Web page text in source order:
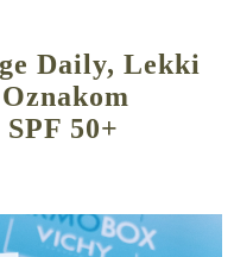
Daily, Lekki
50+